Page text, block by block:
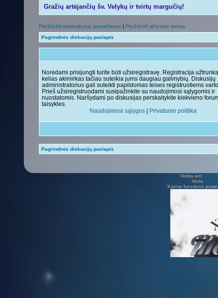
Gražių artėjančių šv. Velykų ir tvirtų margučių!
Peržiūrėti neatsakytus pranešimus | Peržiūrėti aktyvias temas
Pagrindinis diskusijų puslapis
Norėdami prisijungti turite būti užsiregistravę. Registracija
kelias akimirkas tačiau suteikia jums daugiau galimybių. Diskusijų
administratorius gali suteikti papildomas teises registruotiems
Prieš užsiregistruodami susipažinkite su naudojimosi sąlygomis ir
nuostatomis. Naršydami po diskusijas perskaitykite kiekvieno
taisykles.
Naudojimosi sąlygos | Privatumo politika
Pagrindinis diskusijų puslapis
Veikia ant
Vertė Vilius
Karma functions